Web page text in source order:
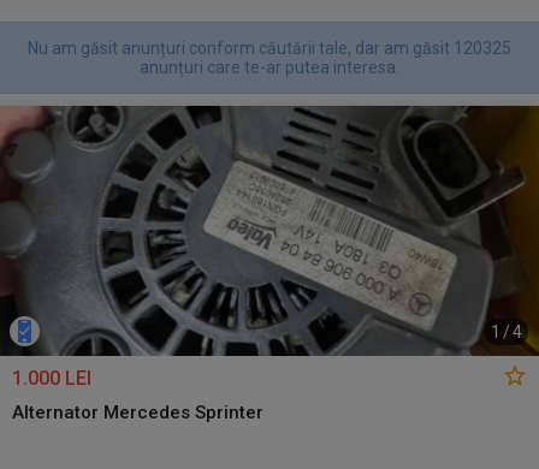
Nu am găsit anunțuri conform căutării tale, dar am găsit 120325
anunțuri care te-ar putea interesa.
1 /4
1.000 LEI
Alternator Mercedes Sprinter